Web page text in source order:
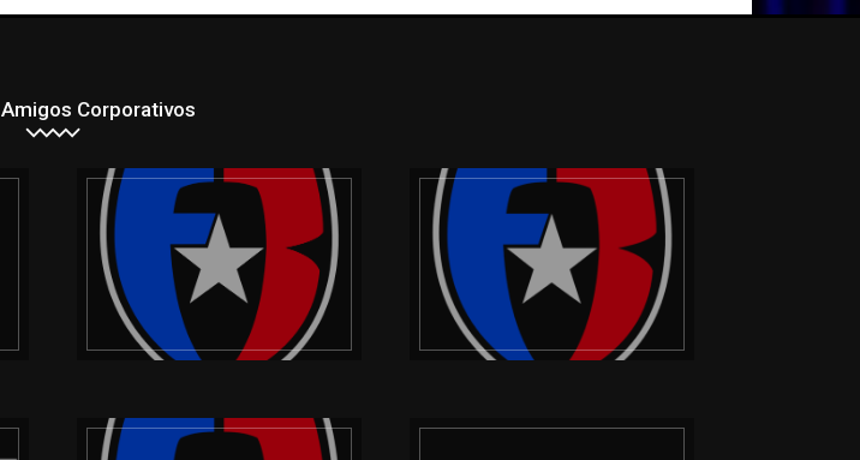
Corporativos